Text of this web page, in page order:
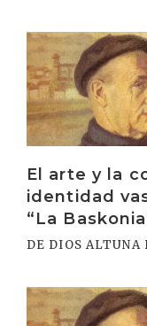
El arte y la
identidad
“La
DE DIOS
Irakurri
Irakurri